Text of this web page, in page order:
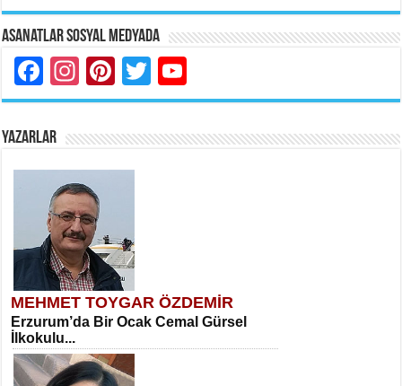
Asanatlar Sosyal Medyada
Facebook
Instagram
Pinterest
Twitter
YAZARLAR
MEHMET TOYGAR ÖZDEMİR
Erzurum’da Bir Ocak Cemal Gürsel
İlkokulu...